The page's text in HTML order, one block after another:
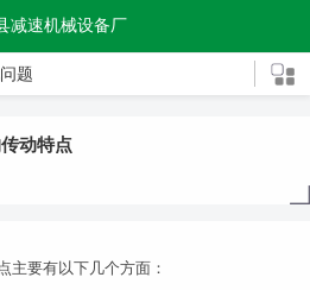
减速机械设备厂
题
动特点
主要有以下几个方面：